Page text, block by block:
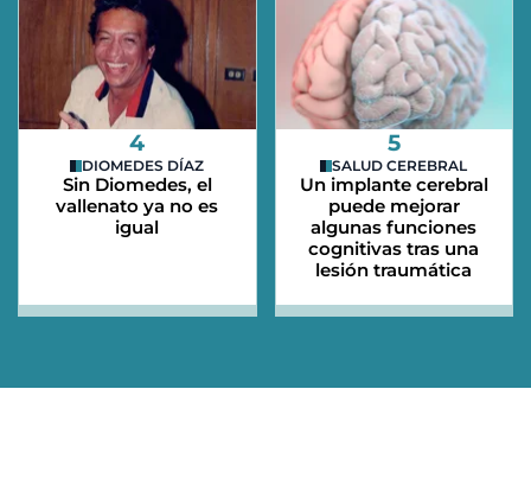
4
DIOMEDES DÍAZ
Sin Diomedes, el
vallenato ya no es
igual
5
SALUD CEREBRAL
Un implante cerebral
puede mejorar
algunas funciones
cognitivas tras una
lesión traumática